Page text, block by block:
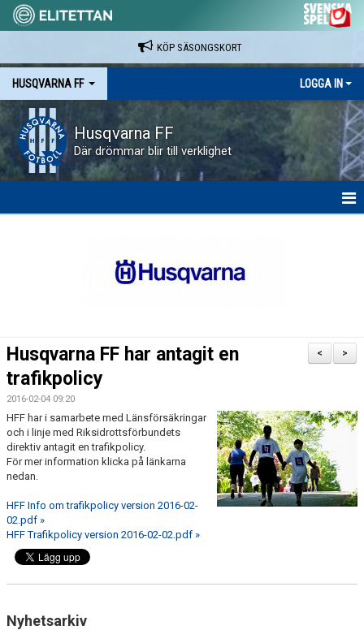
KÖP SÄSONGSKORT
HUSQVARNA FF LOGGA IN
Husqvarna FF
Där drömmar blir till verklighet
FÖRENINGSKALENDER
DOKUMENT
FÖRENINGENS MATCHER
SPONSORER
INTERSPORT
ISSA ISKANDERS MINNESFOND
BOKA DIN HEMMAVINSTLOTT SMIDIGT HÄR
>
<
Husqvarna FF har antagit en
trafikpolicy
2016-02-04 09:20
HFF har i samarbete med Länsförsäkringar
och i linje med Riksidrottsförbundets
direktiv antagit en trafikpolicy.
För mer information klicka på länkarna
nedan.
HFF Info om trafikpolicy version 2016-02-
02.pdf »
HFF Trafikpolicy version 2016-02-02.pdf »
Nyhetsarkiv